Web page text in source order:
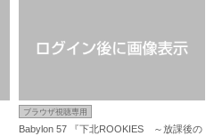
ブラウザ視聴専用
Babylon 57 『下北ROOKIES ～放課後の